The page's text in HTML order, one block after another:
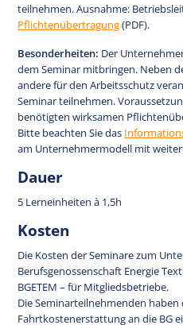
teilnehmen. Ausnahme:
Pflichtenübertragung(PDF).
Besonderheiten: Der
dem Seminar mitbringen. Neben
andere für den Arbeitsschutz
Seminar teilnehmen.
benötigten wirksamen
Bitte beachten Sie das
am Unternehmermodell mit
Dauer
5 Lerneinheiten à 1,5h
Kosten
Die Kosten der Seminare zum
Berufsgenossenschaft Energie
BGETEM – für Mitgliedsbetriebe.
Die Seminarteilnehmenden
Fahrtkostenerstattung an die BG